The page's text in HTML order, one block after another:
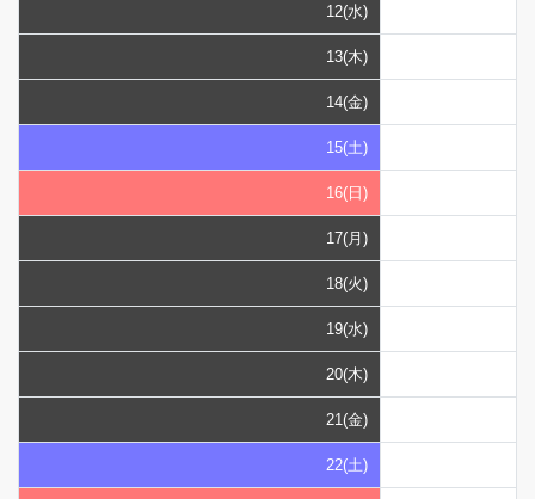
12(水)
13(木)
14(金)
15(土)
16(日)
17(月)
18(火)
19(水)
20(木)
21(金)
22(土)